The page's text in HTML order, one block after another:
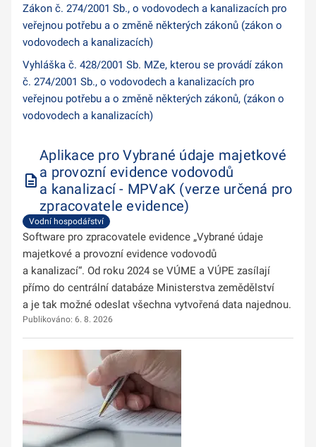
Zákon č. 274/2001 Sb., o vodovodech a kanalizacích pro
veřejnou potřebu a o změně některých zákonů (zákon o
vodovodech a kanalizacích)
Vyhláška č. 428/2001 Sb. MZe, kterou se provádí zákon
č. 274/2001 Sb., o vodovodech a kanalizacích pro
veřejnou potřebu a o změně některých zákonů, (zákon o
vodovodech a kanalizacích)
Aplikace pro Vybrané údaje majetkové
a provozní evidence vodovodů
a kanalizací - MPVaK (verze určená pro
zpracovatele evidence)
Vodní hospodářství
Software pro zpracovatele evidence „Vybrané údaje
majetkové a provozní evidence vodovodů
a kanalizací“. Od roku 2024 se VÚME a VÚPE zasílají
přímo do centrální databáze Ministerstva zemědělství
a je tak možné odeslat všechna vytvořená data najednou.
Publikováno: 6. 8. 2026